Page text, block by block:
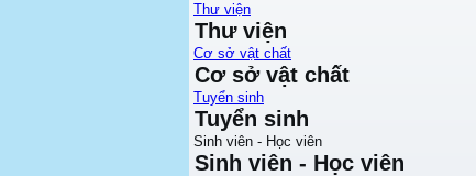
Thư viện
Thư viện
Cơ sở vật chất
Cơ sở vật chất
Tuyển sinh
Tuyển sinh
Sinh viên - Học viên
Sinh viên - Học viên